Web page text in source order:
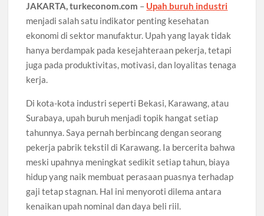
JAKARTA, turkeconom.com – Upah buruh industri
menjadi salah satu indikator penting kesehatan
ekonomi di sektor manufaktur. Upah yang layak tidak
hanya berdampak pada kesejahteraan pekerja, tetapi
juga pada produktivitas, motivasi, dan loyalitas tenaga
kerja.
Di kota-kota industri seperti Bekasi, Karawang, atau
Surabaya, upah buruh menjadi topik hangat setiap
tahunnya. Saya pernah berbincang dengan seorang
pekerja pabrik tekstil di Karawang. Ia bercerita bahwa
meski upahnya meningkat sedikit setiap tahun, biaya
hidup yang naik membuat perasaan puasnya terhadap
gaji tetap stagnan. Hal ini menyoroti dilema antara
kenaikan upah nominal dan daya beli riil.